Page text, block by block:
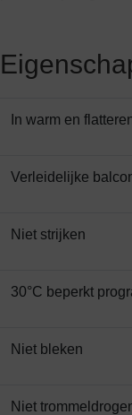
In warm en
Verleidelijke
Niet strijken
30°C beperkt
Niet bleken
Niet